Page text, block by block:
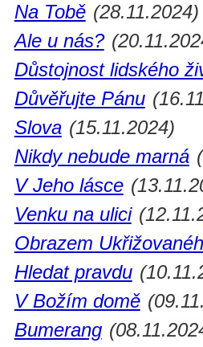
Na Tobě (28.11.2024)
Ale u nás?
Důstojnost lidského
Důvěřujte Pánu
Slova (15.11.2024)
Nikdy nebude marná
V Jeho lásce
Venku na ulici
Obrazem
Hledat pravdu
V Božím domě
Bumerang